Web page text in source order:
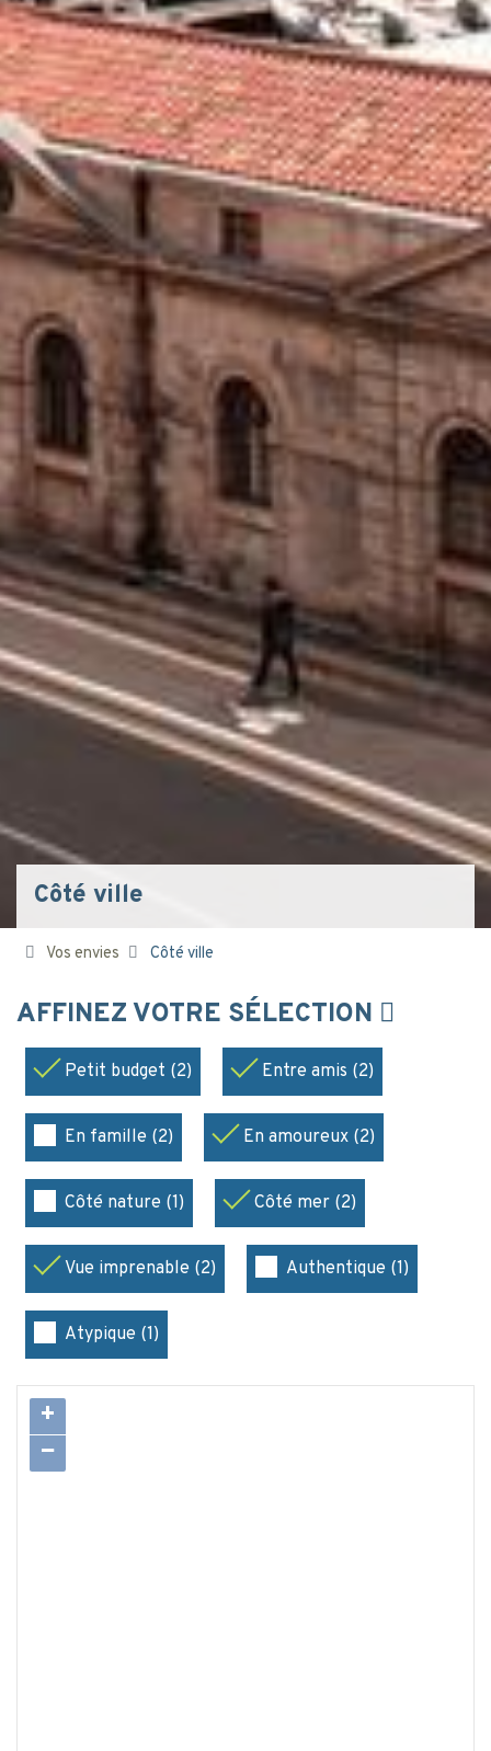
Côté ville
Vos envies Côté ville
AFFINEZ VOTRE SÉLECTION
Petit budget (2) Entre amis (2)
En famille (2) En amoureux (2)
Côté nature (1) Côté mer (2)
Vue imprenable (2) Authentique (1)
Atypique (1)
+
−